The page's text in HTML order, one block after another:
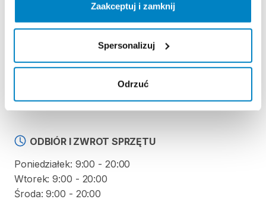
Zaakceptuj i zamknij
Spersonalizuj
Odrzuć
Regulamin wypożyczalni
KAUCJA
Nie pobieramy kaucji za wypożyczenie tego
produktu
ODBIÓR I ZWROT SPRZĘTU
Poniedziałek: 9:00 - 20:00
Wtorek: 9:00 - 20:00
Środa: 9:00 - 20:00